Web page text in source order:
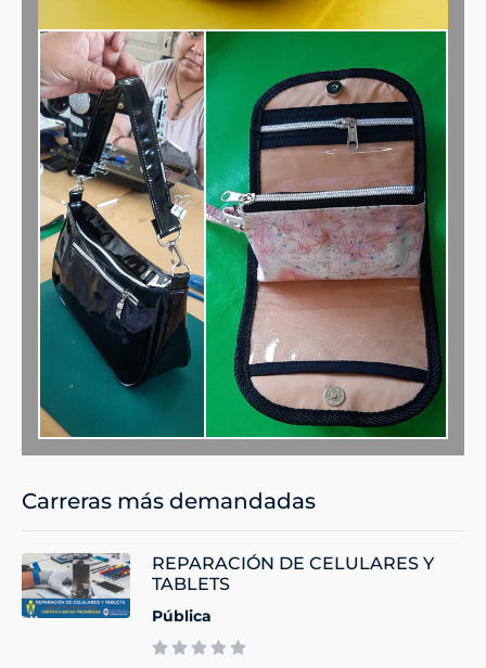
Carreras más demandadas
REPARACIÓN DE CELULARES Y
TABLETS
Pública